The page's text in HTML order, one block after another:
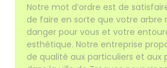
Notre mot d’ordre est de
de faire en sorte que votre arbre
danger pour vous et votre
esthétique. Notre entreprise
de qualité aux particuliers et aux